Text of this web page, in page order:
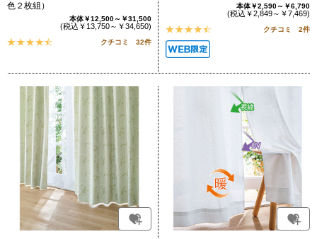
色２枚組）
本体￥12,500～￥31,500
(税込￥13,750～￥34,650)
クチコミ 32件
本体￥2,590～￥6,790
(税込￥2,849～￥7,469)
クチコミ 2件